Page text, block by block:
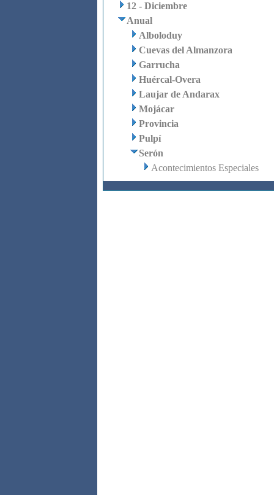
12 - Diciembre
Anual
Alboloduy
Cuevas del Almanzora
Garrucha
Huércal-Overa
Laujar de Andarax
Mojácar
Provincia
Pulpí
Serón
Acontecimientos Especiales